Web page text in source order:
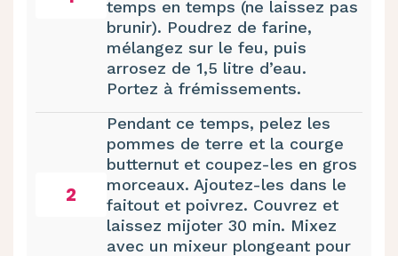
temps en temps (ne laissez pas
brunir). Poudrez de farine,
mélangez sur le feu, puis
arrosez de 1,5 litre d’eau.
Portez à frémissements.
2
Pendant ce temps, pelez les
pommes de terre et la courge
butternut et coupez-les en gros
morceaux. Ajoutez-les dans le
faitout et poivrez. Couvrez et
laissez mijoter 30 min. Mixez
avec un mixeur plongeant pour